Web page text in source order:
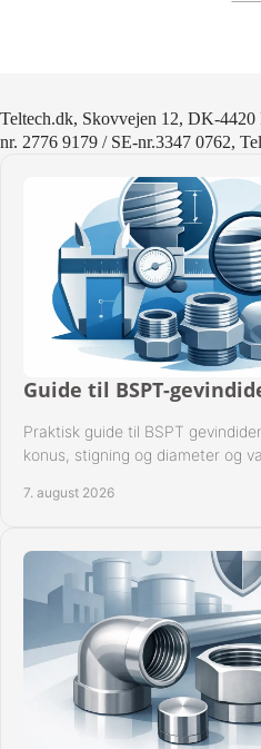
Teltech.dk, Skovvejen 12, DK-
nr. 2776 9179 / SE-nr.3347 0762,
Guide til BSPT-
Praktisk guide til BSPT
konus, stigning og diameter og
7. august 2026